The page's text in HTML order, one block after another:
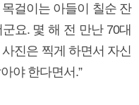
걸이는 아들이 칠순 잔
요. 몇 해 전 만난 70대
진은 찍게 하면서 자신
야 한다면서.”